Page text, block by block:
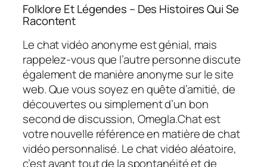
Folklore Et Légendes – Des Histoires Qui Se
Racontent
Le chat vidéo anonyme est génial, mais
rappelez-vous que l’autre personne discute
également de manière anonyme sur le site
web. Que vous soyez en quête d’amitié, de
découvertes ou simplement d’un bon
second de discussion, Omegla.Chat est
votre nouvelle référence en matière de chat
vidéo personnalisé. Le chat vidéo aléatoire,
c’est avant tout de la spontanéité et de